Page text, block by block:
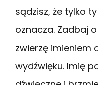
sądzisz, że tylko
oznacza. Zadbaj
zwierzę imieniem
wydźwięku. Imię